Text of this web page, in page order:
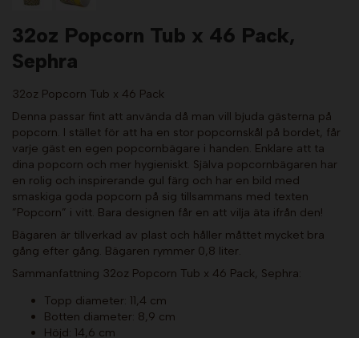
32oz Popcorn Tub x 46 Pack,
Sephra
32oz Popcorn Tub x 46 Pack
Denna passar fint att använda då man vill bjuda gästerna på
popcorn. I stället för att ha en stor popcornskål på bordet, får
varje gäst en egen popcornbägare i handen. Enklare att ta
dina popcorn och mer hygieniskt. Själva popcornbägaren har
en rolig och inspirerande gul färg och har en bild med
smaskiga goda popcorn på sig tillsammans med texten
”Popcorn” i vitt. Bara designen får en att vilja äta ifrån den!
Bägaren är tillverkad av plast och håller måttet mycket bra
gång efter gång. Bägaren rymmer 0,8 liter.
Sammanfattning 32oz Popcorn Tub x 46 Pack, Sephra:
Topp diameter: 11,4 cm
Botten diameter: 8,9 cm
Höjd: 14,6 cm